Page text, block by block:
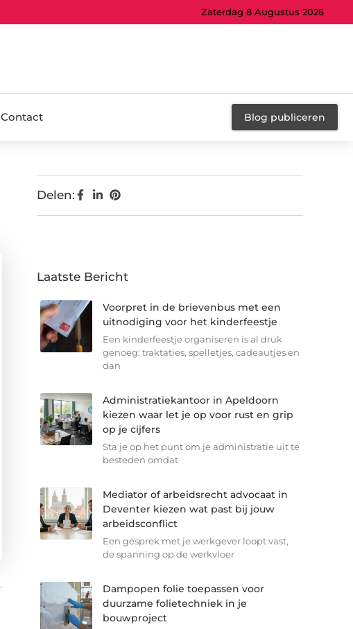
Zaterdag 8 Augustus 2026
Contact Blog publiceren
Delen:
Laatste Bericht
Voorpret in de brievenbus met een
uitnodiging voor het kinderfeestje
Een kinderfeestje organiseren is al druk
genoeg: traktaties, spelletjes, cadeautjes en
dan
Administratiekantoor in Apeldoorn
kiezen waar let je op voor rust en grip
op je cijfers
Sta je op het punt om je administratie uit te
besteden omdat
Mediator of arbeidsrecht advocaat in
Deventer kiezen wat past bij jouw
arbeidsconflict
Een gesprek met je werkgever loopt vast,
de spanning op de werkvloer
Dampopen folie toepassen voor
duurzame folietechniek in je
bouwproject